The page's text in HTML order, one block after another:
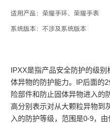
适用产品： 荣耀手环，荣耀手表
系统版本：不涉及系统版本
IPXX是指产品安全防护的级
体异物的防护能力。IP后面的
险部件和防止固体异物进入的
高分别表示对从大颗粒异物到
入的防护等级，范围是0-9，